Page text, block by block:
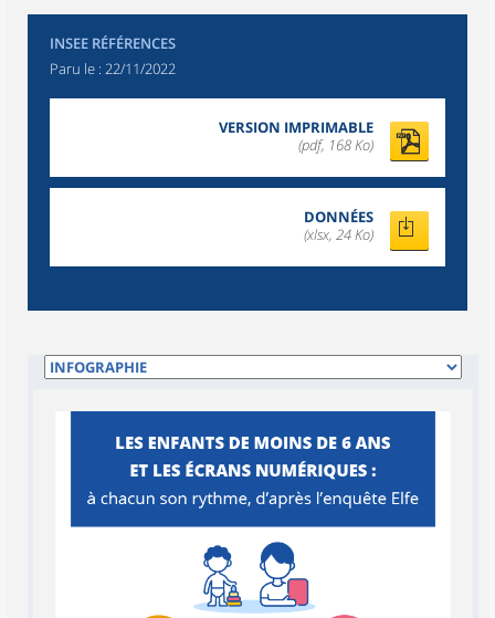
INSEE RÉFÉRENCES
Paru le : 22/11/2022
VERSION IMPRIMABLE
(pdf, 168 Ko)
DONNÉES
(xlsx, 24 Ko)